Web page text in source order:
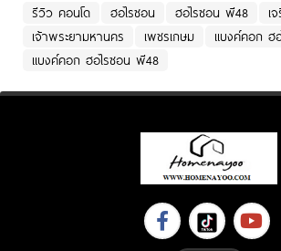
รีวิว คอนโด
ฮอไรซอน ฮอไรซอน พี48
เ
เจ้าพระยามหานคร
เพชรเกษม
แบงค์คอก ฮ
แบงค์คอก ฮอไรซอน พี48